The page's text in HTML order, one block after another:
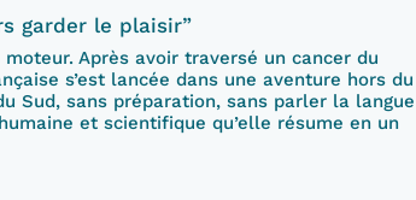
garder le plaisir”
Après avoir traversé un cancer du
s’est lancée dans une aventure hors du
Sud, sans préparation, sans parler la langue
et scientifique qu’elle résume en un